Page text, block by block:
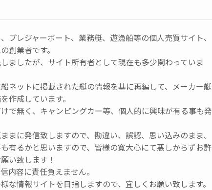
プレジャーボート、業務艇、遊漁船等の個人売買サイト、
創業者です。
ましたが、サイト所有者として現在も多少関わっていま
ネットに掲載された艇の情報を基に再編して、メーカー艇
作成しています。
で無く、キャンピングカー等、個人的に興味が有る事も発
まに発信致しますので、勘違い、誤認、思い込みのまま、
有るかと思いますので、皆様の寛大心にて悪しからずお許
い致します！
内容に責任負えません。
な情報サイトを目指しますので、宜しくお願い致します。